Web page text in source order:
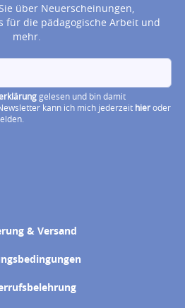
über Neuerscheinungen,
für die pädagogische Arbeit und
mehr.
gelesen und bin damit
kann ich mich jederzeit hieroder
& Versand